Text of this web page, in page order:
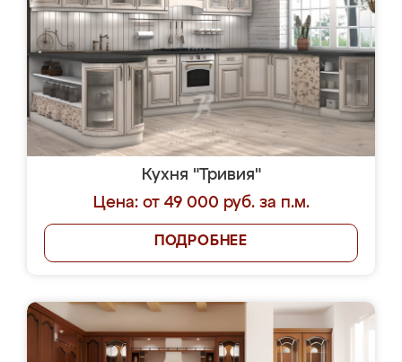
Кухня "Тривия"
Цена: от 49 000 руб. за п.м.
ПОДРОБНЕЕ